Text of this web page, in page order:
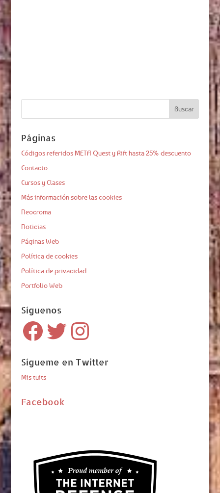
Páginas
Códigos referidos META Quest y Rift hasta 25% descuento
Contacto
Cursos y Clases
Más información sobre las cookies
Neocroma
Noticias
Páginas Web
Política de cookies
Política de privacidad
Portfolio Web
Síguenos
Facebook Twitter Instagram
Sígueme en Twitter
Mis tuits
Facebook